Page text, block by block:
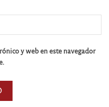
y web en este navegador